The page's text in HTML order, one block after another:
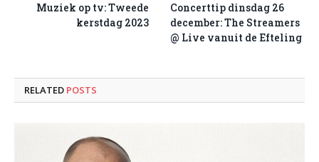
Muziek op tv: Tweede
kerstdag 2023
Concerttip dinsdag 26
december: The Streamers
@ Live vanuit de Efteling
RELATED POSTS